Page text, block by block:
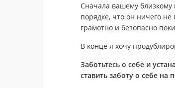
Сначала вашему близкому
порядке, что он ничего
грамотно и безопасно
В конце я хочу
Заботьтесь о себе и
ставить заботу о себе на